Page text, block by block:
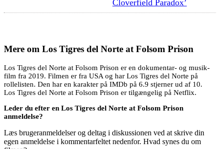
Cloverfield Paradox’
Mere om Los Tigres del Norte at Folsom Prison
Los Tigres del Norte at Folsom Prison er en dokumentar- og musik-
film fra 2019. Filmen er fra USA og har Los Tigres del Norte på
rollelisten. Den har en karakter på IMDb på 6.9 stjerner ud af 10.
Los Tigres del Norte at Folsom Prison er tilgængelig på Netflix.
Leder du efter en Los Tigres del Norte at Folsom Prison
anmeldelse?
Læs brugeranmeldelser og deltag i diskussionen ved at skrive din
egen anmeldelse i kommentarfeltet nedenfor. Hvad synes du om